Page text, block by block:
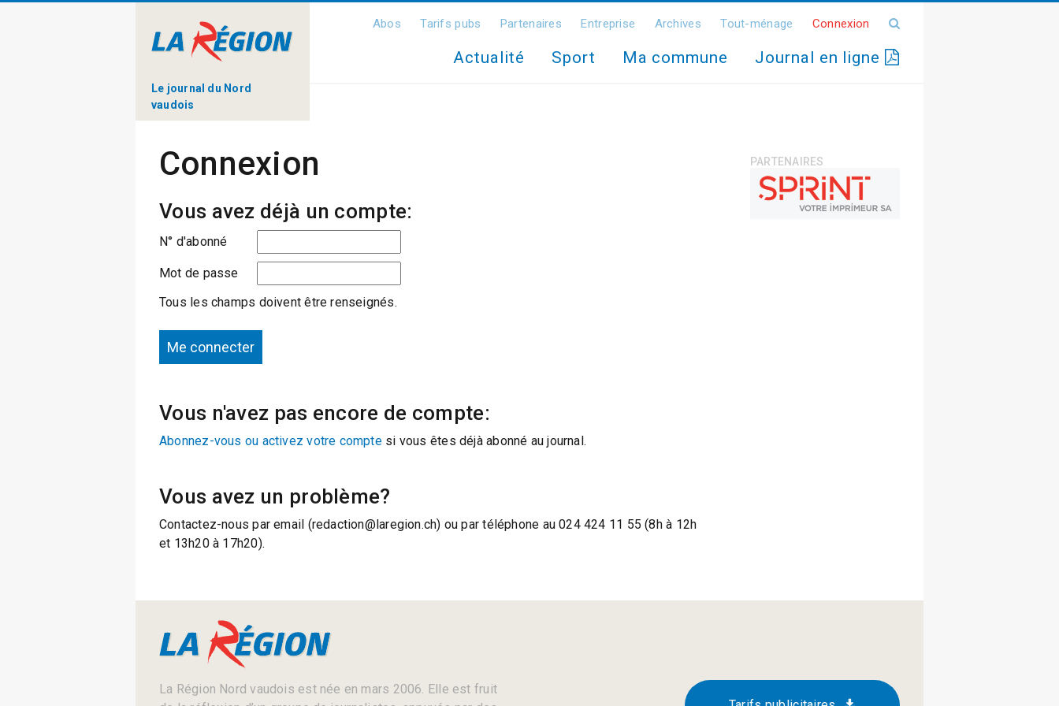
Le journal du Nord
vaudois
Abos Tarifs pubs Partenaires Entreprise Archives Tout-ménage Connexion
Actualité Sport Ma commune Journal en ligne
Connexion
Vous avez déjà un compte:
N° d'abonné
Mot de passe
Tous les champs doivent être renseignés.
Vous n'avez pas encore de compte:
Abonnez-vous ou activez votre comptesi vous êtes déjà abonné au journal.
Vous avez un problème?
Contactez-nous par email (redaction@laregion.ch) ou par téléphone au 024 424 11 55 (8h à 12h
et 13h20 à 17h20).
PARTENAIRES
La Région Nord vaudois est née en mars 2006. Elle est fruit